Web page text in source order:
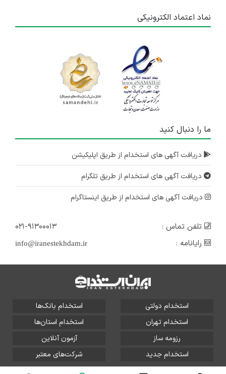
نماد اعتماد الکترونیکی
ما را دنبال کنید
دریافت آگهی های استخدام از طریق اپلیکیشن
دریافت آگهی های استخدام از طریق تلگرام
دریافت آگهی های استخدام از طریق اینستاگرام
تلفن تماس :
۰۲۱-۹۱۳۰۰۰۱۳
رایانامه :
info@iranestekhdam.ir
استخدام دولتی
استخدام بانک‌ها
استخدام تهران
استخدام استان‌ها
رزومه ساز
آزمون آنلاین
استخدام جدید
شرکت‌های معتبر